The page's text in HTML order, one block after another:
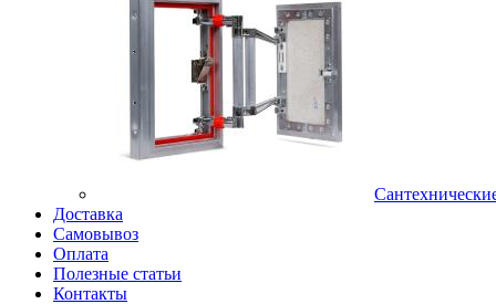
Доставка
Самовывоз
Оплата
Полезные статьи
Контакты